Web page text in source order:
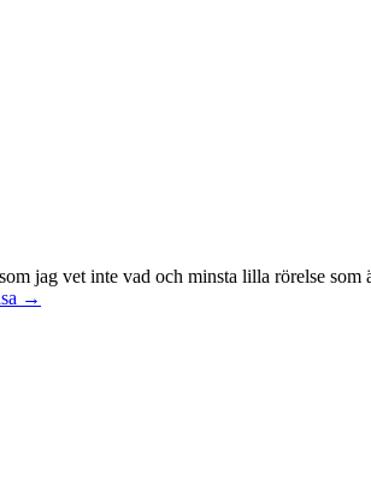
jag vet inte vad och minsta lilla rörelse
Träningsvärken
→